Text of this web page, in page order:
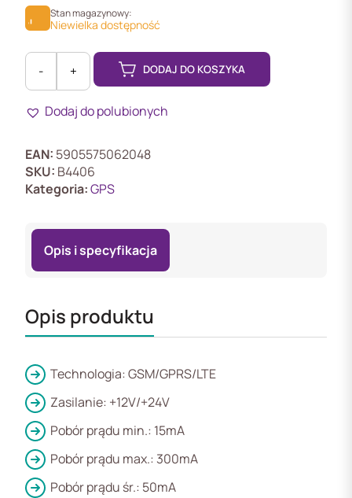
Stan magazynowy:
Niewielka dostępność
-
Moduł
LE-
+ DODAJ DO KOSZYKA
Dodaj do polubionych
EAN: 5905575062048
SKU: B4406
Kategoria:GPS
Opis i specyfikacja
Opis produktu
Technologia: GSM/GPRS/LTE
Zasilanie: +12V/+24V
Pobór prądu min.: 15mA
Pobór prądu max.: 300mA
Pobór prądu śr.: 50mA